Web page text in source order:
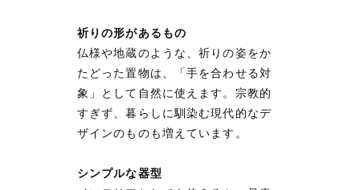
祈りの形があるもの
仏様や地蔵のような、祈りの姿をか
たどった置物は、「手を合わせる対
象」として自然に使えます。宗教的
すぎず、暮らしに馴染む現代的なデ
ザインのものも増えています。
シンプルな器型